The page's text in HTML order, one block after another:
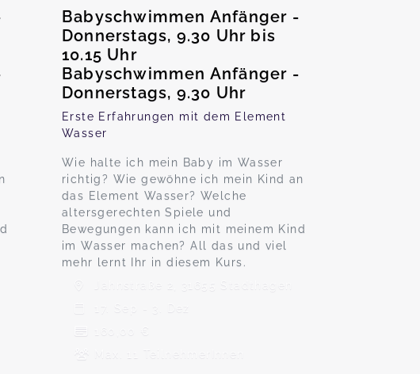
Babyschwimmen Anfänger -
Donnerstags, 9.30 Uhr bis
10.15 Uhr
Babyschwimmen Anfänger -
Donnerstags, 9.30 Uhr
Erste Erfahrungen mit dem Element
Wasser
Wie halte ich mein Baby im Wasser
richtig? Wie gewöhne ich mein Kind an
das Element Wasser? Welche
altersgerechten Spiele und
Bewegungen kann ich mit meinem Kind
im Wasser machen? All das und viel
mehr lernt Ihr in diesem Kurs.
Jahnstraße 2, 31655 Stadthagen
17. Sep - 3. Dez
160,00 €
Max. 11 TeilnehmerInnen